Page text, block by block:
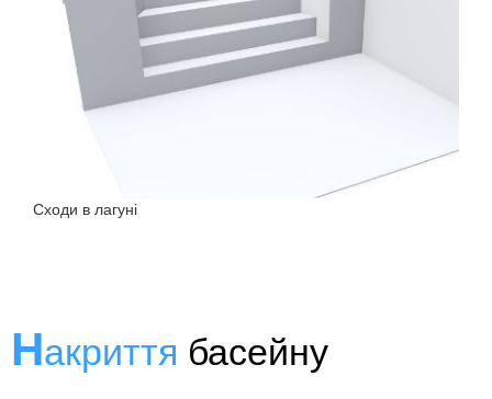
Сходи в лагуні
Накриття басейну